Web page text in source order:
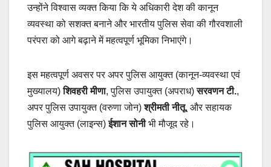
उन्होंने विश्वास व्यक्त किया कि ये अधिकारी देश की कानून
व्यवस्था को सशक्त बनाने और भारतीय पुलिस सेवा की गौरवशाली
परंपरा को आगे बढ़ाने में महत्वपूर्ण भूमिका निभाएंगे।
इस महत्वपूर्ण अवसर पर अपर पुलिस आयुक्त (कानून-व्यवस्था एवं
मुख्यालय)शिवहरी मीणा, पुलिस उपायुक्त (अपराध)सरवणन टी.,
अपर पुलिस उपायुक्त (वरुणा जोन)श्रीमती नीतू, और सहायक
पुलिस आयुक्त (लाइन्स)ईशान सोनीभी मौजूद रहे।